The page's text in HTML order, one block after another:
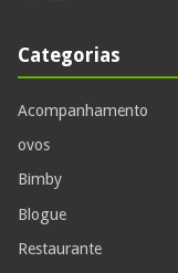
Categorias
Acompanhamento
ovos
Bimby
Blogue
Restaurante